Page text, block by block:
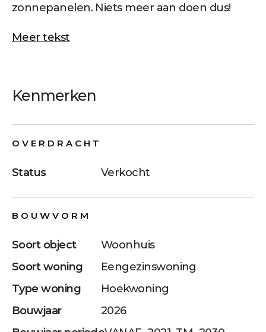
zonnepanelen. Niets meer aan doen dus!
Meer tekst
Kenmerken
OVERDRACHT
Status Verkocht
BOUWVORM
Soort object
Woonhuis
Soort woning
Eengezinswoning
Type woning
Hoekwoning
Bouwjaar
2026